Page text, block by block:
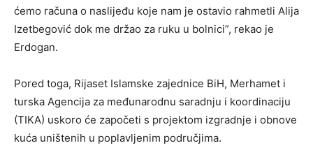
ćemo računa o naslijeđu koje nam je ostavio rahmetli Alija
Izetbegović dok me držao za ruku u bolnici”, rekao je
Erdogan.
Pored toga, Rijaset Islamske zajednice BiH, Merhamet i
turska Agencija za međunarodnu saradnju i koordinaciju
(TIKA) uskoro će započeti s projektom izgradnje i obnove
kuća uništenih u poplavljenim područjima.